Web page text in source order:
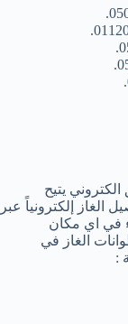
يتيح
إلكترونياً عبر
في اي مكان
الغاز في
: